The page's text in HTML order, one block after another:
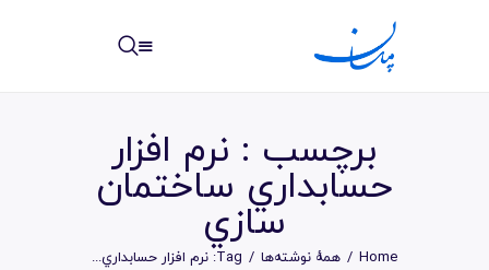
برچسب : نرم افزار
حسابداري ساختمان
سازي
Home همهٔ نوشته‌ها Tag: نرم افزار حسابداري...
خانه